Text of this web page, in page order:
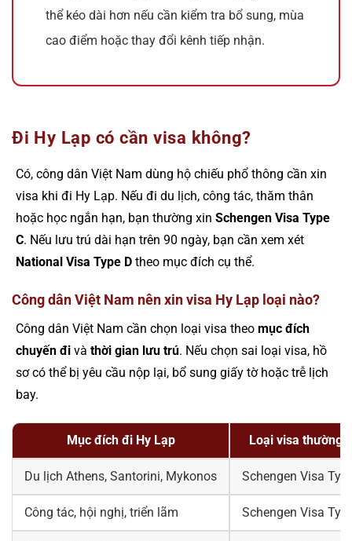
thể kéo dài hơn nếu cần kiểm tra bổ sung, mùa
cao điểm hoặc thay đổi kênh tiếp nhận.
Đi Hy Lạp có cần visa không?
Có, công dân Việt Nam dùng hộ chiếu phổ thông cần xin
visa khi đi Hy Lạp. Nếu đi du lịch, công tác, thăm thân
hoặc học ngắn hạn, bạn thường xin Schengen Visa Type
C. Nếu lưu trú dài hạn trên 90 ngày, bạn cần xem xét
National Visa Type D theo mục đích cụ thể.
Công dân Việt Nam nên xin visa Hy Lạp loại nào?
Công dân Việt Nam cần chọn loại visa theo mục đích
chuyến đi và thời gian lưu trú. Nếu chọn sai loại visa, hồ
sơ có thể bị yêu cầu nộp lại, bổ sung giấy tờ hoặc trễ lịch
bay.
Mục đích đi Hy Lạp Loại visa thường
Du lịch Athens, Santorini, Mykonos Schengen Visa
Công tác, hội nghị, triển lãm Schengen Visa